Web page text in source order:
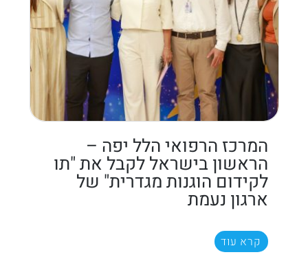
המרכז הרפואי הלל יפה –
הראשון בישראל לקבל את "תו
לקידום הוגנות מגדרית" של
ארגון נעמת
קרא עוד